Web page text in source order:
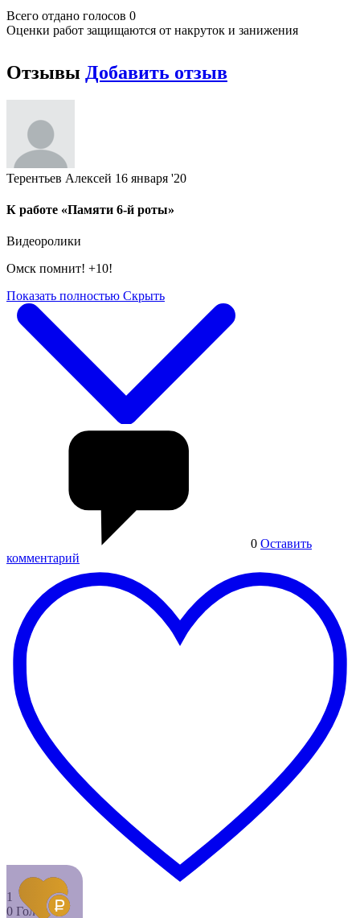
Всего отдано голосов 0
Оценки работ защищаются от накруток и занижения
Отзывы Добавить отзыв
Терентьев Алексей 16 января '20
К работе «Памяти 6-й роты»
Видеоролики
Омск помнит! +10!
Показать полностью Скрыть
0 Оставить
комментарий
1
0 Голос